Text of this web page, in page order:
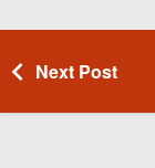
Next Post